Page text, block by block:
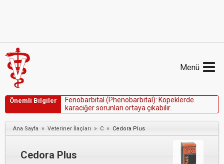
Menü
Önemli Bilgiler Fenobarbita (Phenobarbita ): Köpekerde
karaciğersorun arı ortaya çıkabi ir
Ana Sayfa » Veteriner İlaçları » C » Cedora Plus
Cedora Plus